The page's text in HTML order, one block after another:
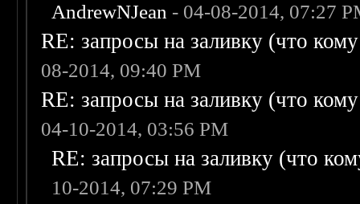
AndrewNJean - 04-08-2014, 07:27
RE: запросы на заливку (что
08-2014, 09:40 PM
RE: запросы на заливку (что
04-10-2014, 03:56 PM
RE: запросы на заливку (что
10-2014, 07:29 PM